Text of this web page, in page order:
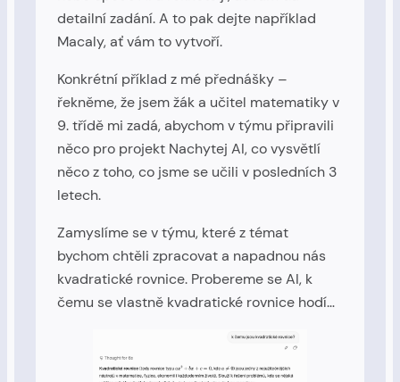
detailní zadání. A to pak dejte například
Macaly, ať vám to vytvoří.
Konkrétní příklad z mé přednášky –
řekněme, že jsem žák a učitel matematiky v
9. třídě mi zadá, abychom v týmu připravili
něco pro projekt Nachytej AI, co vysvětlí
něco z toho, co jsme se učili v posledních 3
letech.
Zamyslíme se v týmu, které z témat
bychom chtěli zpracovat a napadnou nás
kvadratické rovnice. Probereme se AI, k
čemu se vlastně kvadratické rovnice hodí…